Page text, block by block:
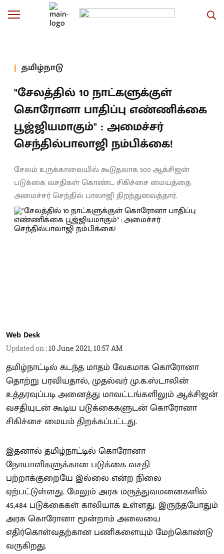
தமிழ்நாடு
"சேலத்தில் 10 நாட்களுக்குள்
கொரோனா பாதிப்பு எண்ணிக்கை
பூஜ்ஜியமாகும்" : அமைச்சர்
செந்தில்பாலாஜி நம்பிக்கை!
சேலம் உருக்காலையில் கூடுதலாக 500 ஆக்சிஜன்
படுக்கை வசதிகள் கொண்ட சிகிச்சை மையத்தை
அமைச்சர் செந்தில் பாலாஜி திறந்துவைத்தார்.
Web Desk
Updated on :10 June 2021, 10:57 AM
தமிழ்நாட்டில் கடந்த மாதம் வேகமாக கொரோனா
தொற்று பரவியதால், முதல்வர் மு.க.ஸ்டாலின்
உத்தரவுப்படி அனைத்து மாவட்டங்களிலும் ஆக்சிஜன்
வசதியுடன் கூடிய படுக்கைகளுடன் கொரோனா
சிகிச்சை மையம் திறக்கப்பட்டது.
இதனால் தமிழ்நாட்டில் கொரோனா
நோயாளிகளுக்கான படுக்கை வசதி
பற்றாக்குறையே இல்லை என்ற நிலை
ஏற்பட்டுள்ளது. மேலும் அரசு மருத்துவமனைகளில்
45,484 படுக்கைகள் காலியாக உள்ளது. இருந்தபோதும்
அரசு கொரோனா மூன்றாம் அலையை
எதிர்கொள்வதற்கான பணிகளையும் மேற்கொண்டு
வருகிறது.